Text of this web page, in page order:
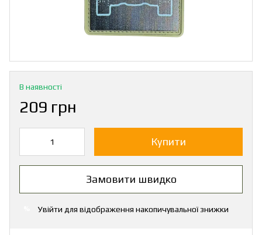
В наявності
209 грн
Купити
Замовити швидко
Увійти для відображення накопичувальної знижки